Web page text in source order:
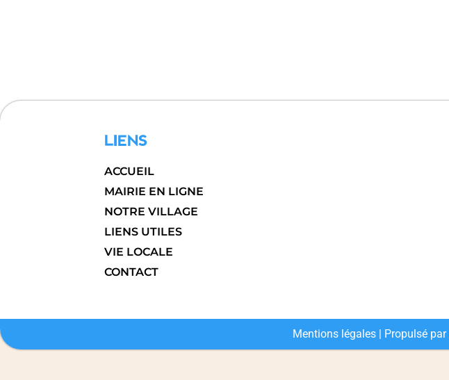
LIENS
ACCUEIL
MAIRIE EN LIGNE
NOTRE VILLAGE
LIENS UTILES
VIE LOCALE
CONTACT
Mentions légales| Propulsé par